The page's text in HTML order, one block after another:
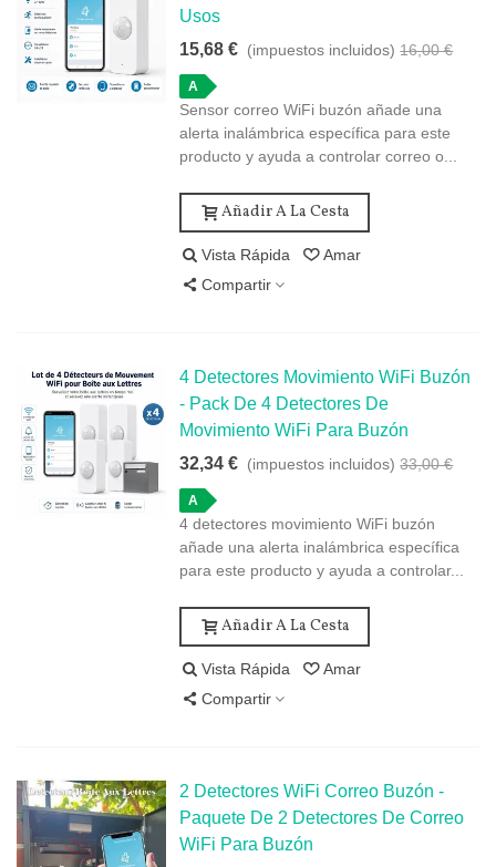
Usos
15,68 € (impuestos incluidos) 16,00 €
A
Sensor correo WiFi buzón añade una
alerta inalámbrica específica para este
producto y ayuda a controlar correo o...
Añadir A La Cesta
Vista Rápida
Amar
Compartir
4 Detectores Movimiento WiFi Buzón
- Pack De 4 Detectores De
Movimiento WiFi Para Buzón
32,34 € (impuestos incluidos) 33,00 €
A
4 detectores movimiento WiFi buzón
añade una alerta inalámbrica específica
para este producto y ayuda a controlar...
Añadir A La Cesta
Vista Rápida
Amar
Compartir
2 Detectores WiFi Correo Buzón -
Paquete De 2 Detectores De Correo
WiFi Para Buzón